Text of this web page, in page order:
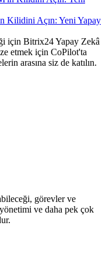
Kilidini Açın: Yeni Yapay
için Bitrix24 Yapay Zekâ
etmek için CoPilot'ta
arasına siz de katılın.
görevler ve
ve daha pek çok